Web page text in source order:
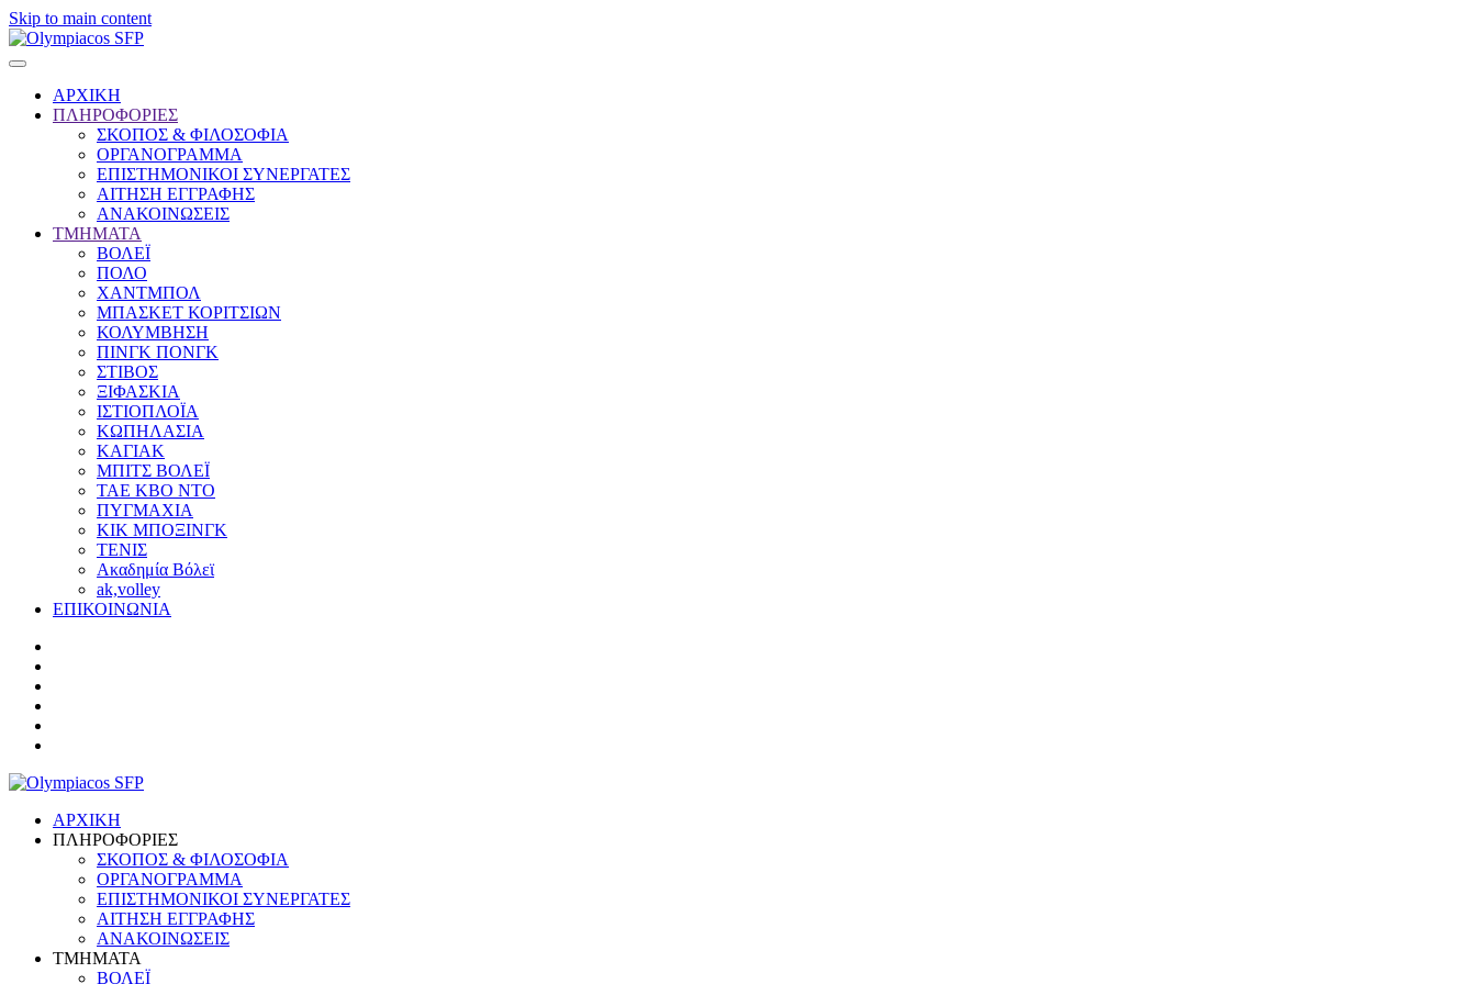
Skip to main content
ΑΡΧΙΚΗ
ΠΛΗΡΟΦΟΡΙΕΣ
ΣΚΟΠΟΣ & ΦΙΛΟΣΟΦΙΑ
ΟΡΓΑΝΟΓΡΑΜΜΑ
ΕΠΙΣΤΗΜΟΝΙΚΟΙ ΣΥΝΕΡΓΑΤΕΣ
ΑΙΤΗΣΗ ΕΓΓΡΑΦΗΣ
ΑΝΑΚΟΙΝΩΣΕΙΣ
ΤΜΗΜΑΤΑ
ΒΟΛΕΪ
ΠΟΛΟ
ΧΑΝΤΜΠΟΛ
ΜΠΑΣΚΕΤ ΚΟΡΙΤΣΙΩΝ
ΚΟΛΥΜΒΗΣΗ
ΠΙΝΓΚ ΠΟΝΓΚ
ΣΤΙΒΟΣ
ΞΙΦΑΣΚΙΑ
ΙΣΤΙΟΠΛΟΪΑ
ΚΩΠΗΛΑΣΙΑ
ΚΑΓΙΑΚ
ΜΠΙΤΣ ΒΟΛΕΪ
ΤΑΕ ΚΒΟ ΝΤΟ
ΠΥΓΜΑΧΙΑ
ΚΙΚ ΜΠΟΞΙΝΓΚ
ΤΕΝΙΣ
Ακαδημία Βόλεϊ
ak,volley
ΕΠΙΚΟΙΝΩΝΙΑ
ΑΡΧΙΚΗ
ΠΛΗΡΟΦΟΡΙΕΣ
ΣΚΟΠΟΣ & ΦΙΛΟΣΟΦΙΑ
ΟΡΓΑΝΟΓΡΑΜΜΑ
ΕΠΙΣΤΗΜΟΝΙΚΟΙ ΣΥΝΕΡΓΑΤΕΣ
ΑΙΤΗΣΗ ΕΓΓΡΑΦΗΣ
ΑΝΑΚΟΙΝΩΣΕΙΣ
ΤΜΗΜΑΤΑ
ΒΟΛΕΪ